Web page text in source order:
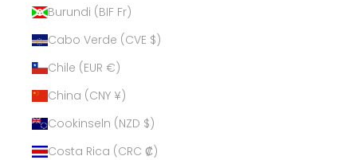
Burundi (BIF Fr)
Cabo Verde (CVE $)
Chile (EUR €)
China (CNY ¥)
Cookinseln (NZD $)
Costa Rica (CRC ₡)